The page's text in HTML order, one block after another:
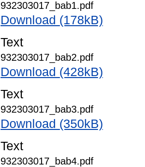
932303017_bab1.pdf
Download (178kB)
Text
932303017_bab2.pdf
Download (428kB)
Text
932303017_bab3.pdf
Download (350kB)
Text
932303017_bab4.pdf